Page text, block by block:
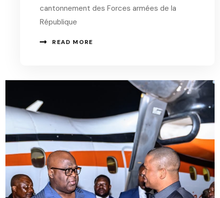
cantonnement des Forces armées de la
République
READ MORE